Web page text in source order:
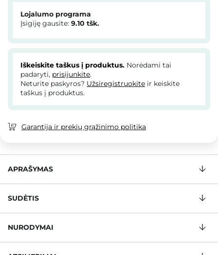
Lojalumo programa
Įsigiję gausite: 9.10 tšk.
Iškeiskite taškus į produktus. Norėdami tai
padaryti, prisijunkite.
Neturite paskyros? Užsiregistruokite ir keiskite
taškus į produktus.
Garantija ir prekių grąžinimo politika
APRAŠYMAS
SUDĖTIS
NURODYMAI